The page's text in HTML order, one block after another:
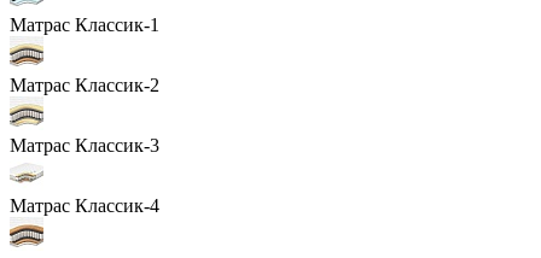
Матрас Классик-1
Матрас Классик-2
Матрас Классик-3
Матрас Классик-4